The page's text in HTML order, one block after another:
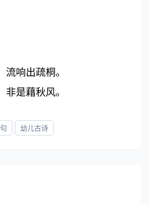
响出疏桐。
是藉秋风。
幼儿古诗